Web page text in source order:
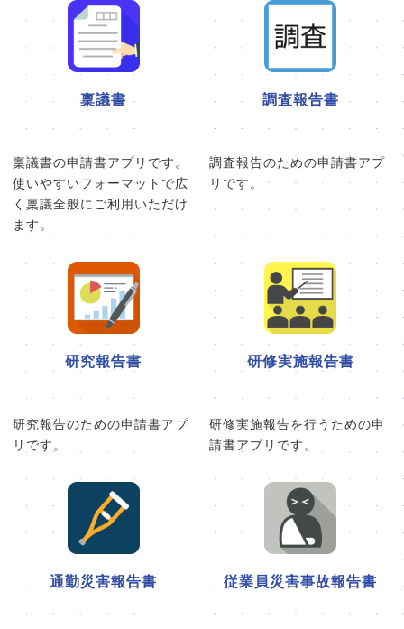
稟議書
稟議書の申請書アプリです。
使いやすいフォーマットで広
く稟議全般にご利用いただけ
ます。
調査報告書
調査報告のための申請書アプ
リです。
研究報告書
研究報告のための申請書アプ
リです。
研修実施報告書
研修実施報告を行うための申
請書アプリです。
通勤災害報告書 従業員災害事故報告書